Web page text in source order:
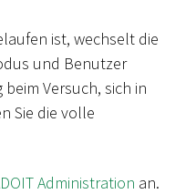
ist, wechselt die
und Benutzer
Versuch, sich in
Sie die volle
Administration an.